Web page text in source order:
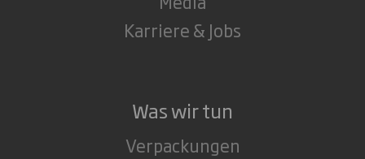
Karriere & Jobs
Was wir tun
Verpackungen